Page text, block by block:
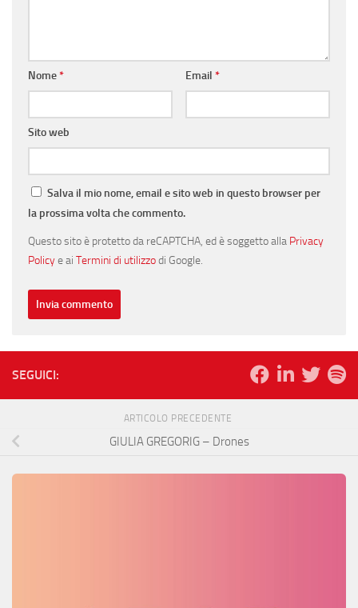
Nome* Email *
Sito web
Salva il mio nome, email e sito web in questo browser per
la prossima volta che commento.
Questo sito è protetto da reCAPTCHA, ed è soggetto alla Privacy
Policye ai Termini di utilizzodi Google.
SEGUICI:
ARTICOLO PRECEDENTE
GIULIA GREGORIG – Drones